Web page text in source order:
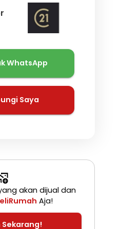
WhatsApp
Saya
akan dijual dan
Aja!
Sekarang!